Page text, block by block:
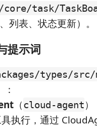
core/task/
列表、状态更新）。
提示词
types/src/
：
（cloud-agent
具执行，通过